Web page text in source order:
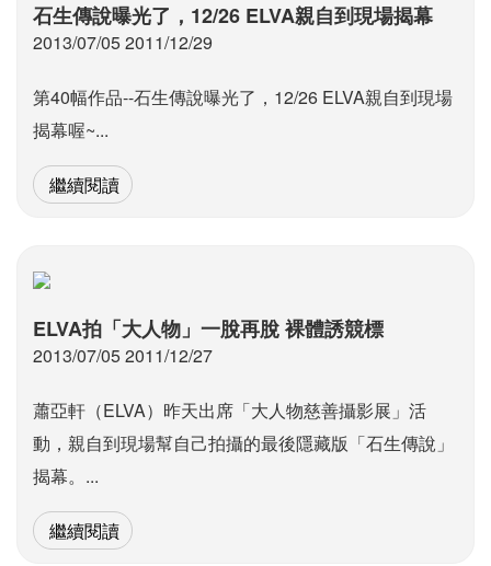
石生傳說曝光了，12/26 ELVA親自到現場揭幕
2013/07/05 2011/12/29
第40幅作品--石生傳說曝光了，12/26 ELVA親自到現場
揭幕喔~...
繼續閱讀
ELVA拍「大人物」一脫再脫 裸體誘競標
2013/07/05 2011/12/27
蕭亞軒（ELVA）昨天出席「大人物慈善攝影展」活
動，親自到現場幫自己拍攝的最後隱藏版「石生傳說」
揭幕。...
繼續閱讀